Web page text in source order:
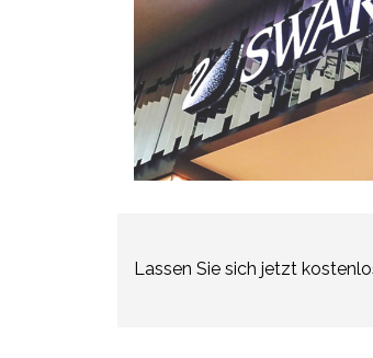
Lassen Sie sich jetzt